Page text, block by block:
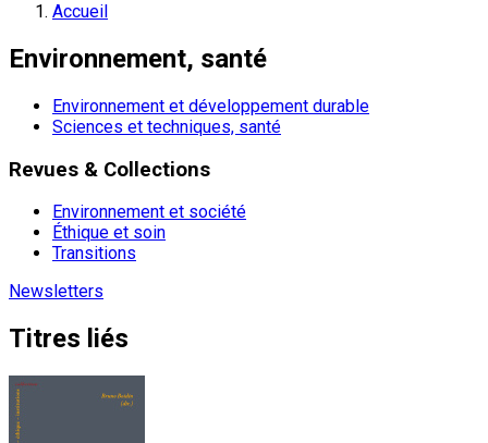
Accueil
Environnement, santé
Environnement et développement durable
Sciences et techniques, santé
Revues & Collections
Environnement et société
Éthique et soin
Transitions
Newsletters
Titres liés